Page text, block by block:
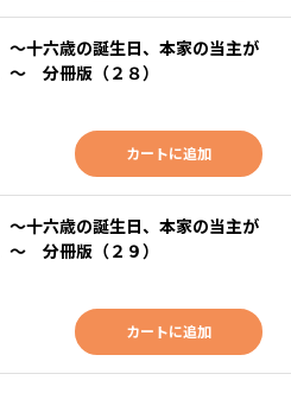
十六歳の誕生日、本家の当主が
～ 分冊版（２８）
カートに追加
十六歳の誕生日、本家の当主が
～ 分冊版（２９）
カートに追加